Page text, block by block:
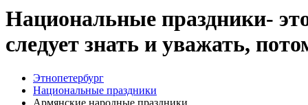
Национальные праздники-
следует знать и уважать,
Этнопетербург
Национальные праздники
Армянские народные праздники